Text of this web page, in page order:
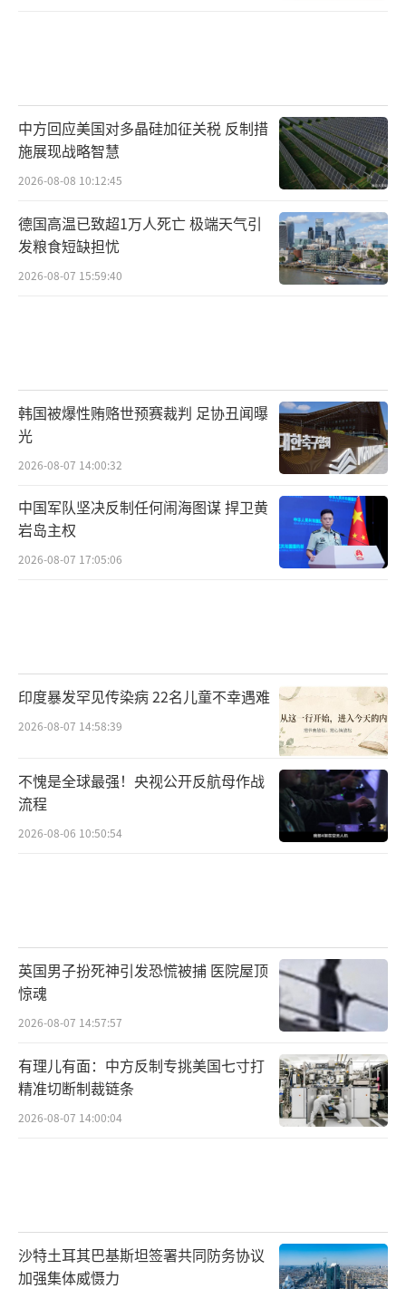
中方回应美国对多晶硅加征关税 反制措
施展现战略智慧
2026-08-08 10:12:45
德国高温已致超1万人死亡 极端天气引
发粮食短缺担忧
2026-08-07 15:59:40
韩国被爆性贿赂世预赛裁判 足协丑闻曝
光
2026-08-07 14:00:32
中国军队坚决反制任何闹海图谋 捍卫黄
岩岛主权
2026-08-07 17:05:06
印度暴发罕见传染病 22名儿童不幸遇难
2026-08-07 14:58:39
不愧是全球最强！央视公开反航母作战
流程
2026-08-06 10:50:54
英国男子扮死神引发恐慌被捕 医院屋顶
惊魂
2026-08-07 14:57:57
有理儿有面：中方反制专挑美国七寸打
精准切断制裁链条
2026-08-07 14:00:04
沙特土耳其巴基斯坦签署共同防务协议
加强集体威慑力